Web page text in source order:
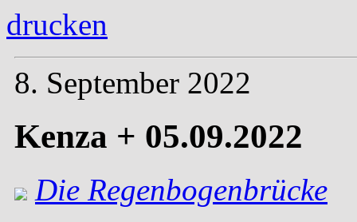
drucken
8. September 2022
Kenza + 05.09.2022
Die Regenbogenbrücke